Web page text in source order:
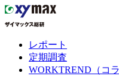
レポート
定期調査
WORKTREND（コラ